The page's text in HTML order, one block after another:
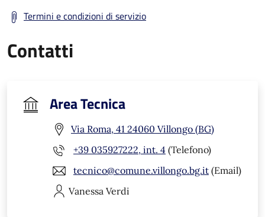
Termini e condizioni di servizio
Contatti
Area Tecnica
Via Roma, 41 24060 Villongo (BG)
+39 035927222, int. 4 (Telefono)
tecnico@comune.villongo.bg.it (Email)
Vanessa Verdi